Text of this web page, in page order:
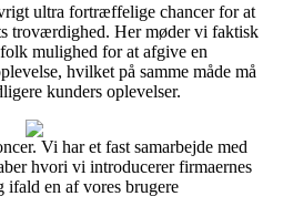
ultra fortræffelige chancer for at
troværdighed. Her møder vi faktisk
mulighed for at afgive en
hvilket på samme måde må
kunders oplevelser.
Vi har et fast samarbejde med
hvori vi introducerer firmaernes
ifald en af vores brugere